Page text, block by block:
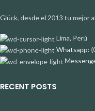
Glück, desde el 2013 tu mejor
Lima, Perú
Whatsapp:
RECENT POSTS